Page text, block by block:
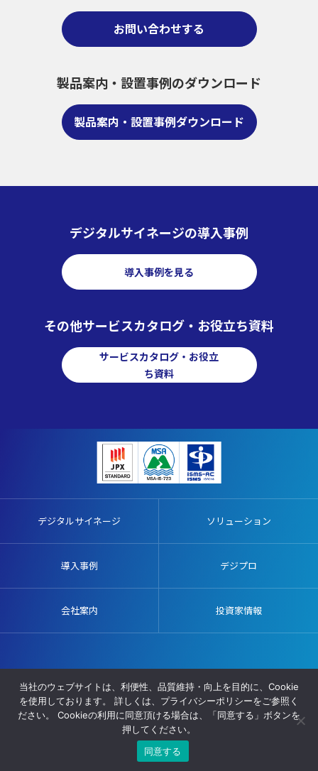
お問い合わせする
製品案内・設置事例のダウンロード
製品案内・設置事例ダウンロード
デジタルサイネージの導入事例
導入事例を見る
その他サービスカタログ・お役立ち資料
サービスカタログ・お役立
ち資料
デジタルサイネージ ソリューション
導入事例 デジプロ
会社案内 投資家情報
サイトマップ
© AVIX, Inc. All Rights Reserved.
当社のウェブサイトは、利便性、品質維持・向上を目的に、Cookie
を使用しております。 詳しくは、プライバシーポリシーをご参照く
ださい。 Cookieの利用に同意頂ける場合は、「同意する」ボタンを
押してください。
同意する